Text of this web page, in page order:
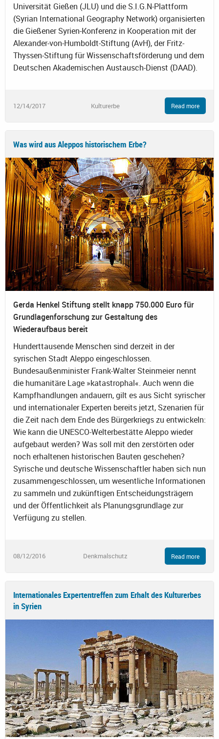
Universität Gießen (JLU) und die S.I.G.N-Plattform
(Syrian International Geography Network) organisierten
die Gießener Syrien-Konferenz in Kooperation mit der
Alexander-von-Humboldt-Stiftung (AvH), der Fritz-
Thyssen-Stiftung für Wissenschaftsförderung und dem
Deutschen Akademischen Austausch-Dienst (DAAD).
12/14/2017 Kulturerbe Read more
Was wird aus Aleppos historischem Erbe?
Gerda Henkel Stiftung stellt knapp 750.000 Euro für
Grundlagenforschung zur Gestaltung des
Wiederaufbaus bereit
Hunderttausende Menschen sind derzeit in der
syrischen Stadt Aleppo eingeschlossen.
Bundesaußenminister Frank-Walter Steinmeier nennt
die humanitäre Lage »katastrophal«. Auch wenn die
Kampfhandlungen andauern, gilt es aus Sicht syrischer
und internationaler Experten bereits jetzt, Szenarien für
die Zeit nach dem Ende des Bürgerkriegs zu entwickeln:
Wie kann die UNESCO-Welterbestätte Aleppo wieder
aufgebaut werden? Was soll mit den zerstörten oder
noch erhaltenen historischen Bauten geschehen?
Syrische und deutsche Wissenschaftler haben sich nun
zusammengeschlossen, um wesentliche Informationen
zu sammeln und zukünftigen Entscheidungsträgern
und der Öffentlichkeit als Planungsgrundlage zur
Verfügung zu stellen.
08/12/2016 Denkmalschutz Read more
Internationales Expertentreffen zum Erhalt des Kulturerbes
in Syrien